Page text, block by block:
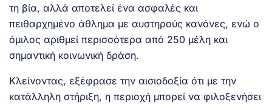
τη βία, αλλά αποτελεί ένα ασφαλές και
πειθαρχημένο άθλημα με αυστηρούς κανόνες, ενώ ο
όμιλος αριθμεί περισσότερα από 250 μέλη και
σημαντική κοινωνική δράση.
Κλείνοντας, εξέφρασε την αισιοδοξία ότι με την
κατάλληλη στήριξη, η περιοχή μπορεί να φιλοξενήσει